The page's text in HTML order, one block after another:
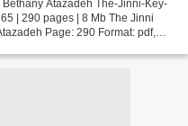
Bethany Atazadeh The-Jinni-Key-
| 290 pages | 8 Mb The Jinni
Page: 290 Format: pdf,